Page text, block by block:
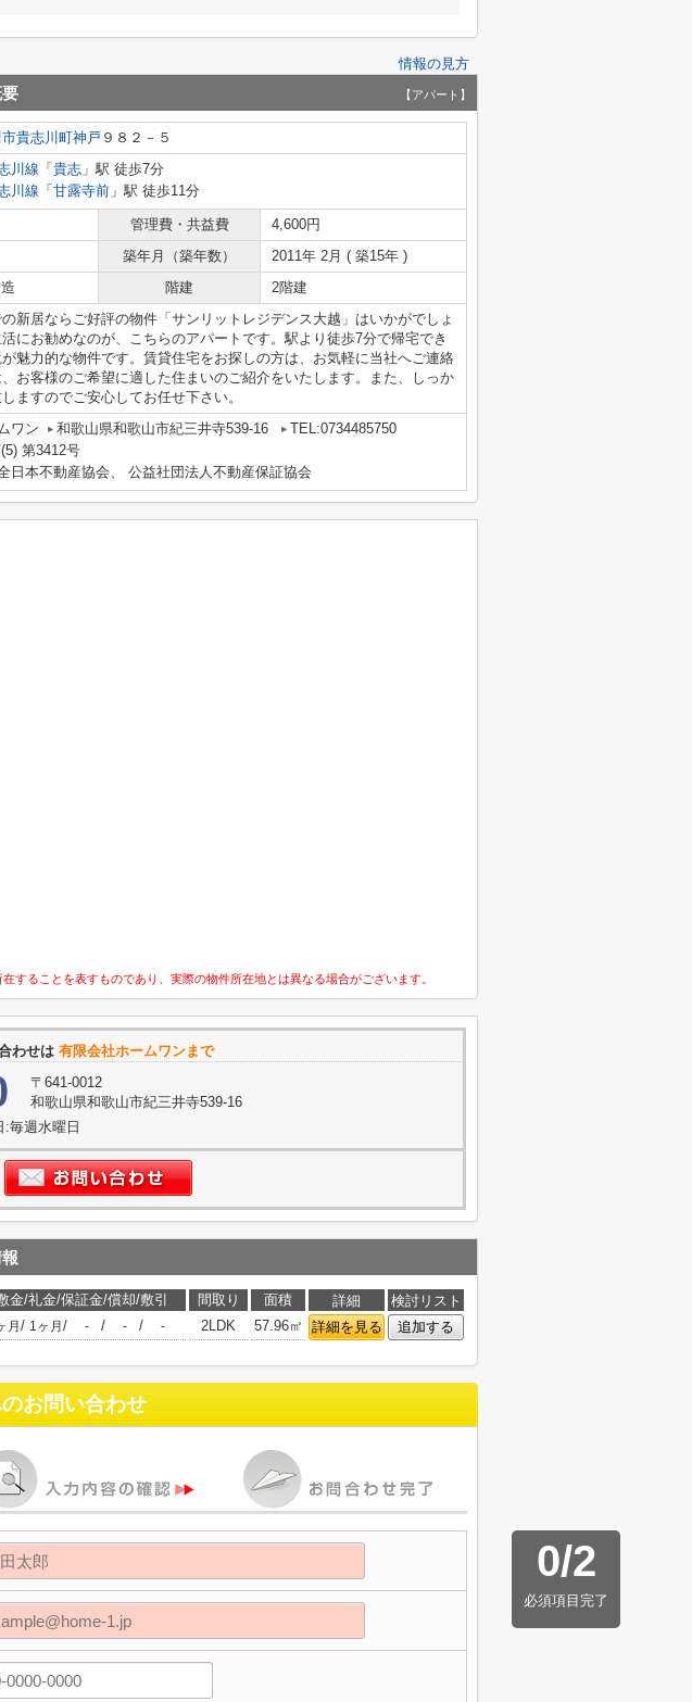
情報の見方
【アパート】
貴志川町神戸 ９８２－５
川線 「 貴志 」駅 徒歩7分
川線 「 甘露寺前 」駅 徒歩11分
管理費・共益費
4,600円
築年月（築年数）
2011年 2月 ( 築15年 )
階建 2階建
新居ならご好評の物件「サンリットレジデンス大越」はいかがでしょ
にお勧めなのが、こちらのアパートです。駅より徒歩7分で帰宅でき
魅力的な物件です。賃貸住宅をお探しの方は、お気軽に当社へご連絡
お客様のご希望に適した住まいのご紹介をいたします。また、しっか
ますのでご安心してお任せ下さい。
ワン 和歌山県和歌山市紀三井寺539-16
TEL:0734485750
第3412号
日本不動産協会、 公益社団法人不動産保証協会
することを表すものであり、実際の物件所在地とは異なる場合がございます。
わせは 有限会社ホームワンまで
〒641-0012
和歌山県和歌山市紀三井寺539-16
毎週水曜日
金/礼金/保証金/償却/敷引 間取り 面積 詳細
検討リスト
月 / 1ヶ月 / - / - / - 2LDK 57.96㎡ 詳細を見る 追加する
お問い合わせ
0/2
必須項目完了